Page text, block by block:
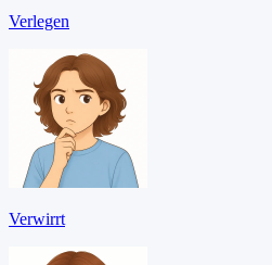
Verlegen
Verwirrt